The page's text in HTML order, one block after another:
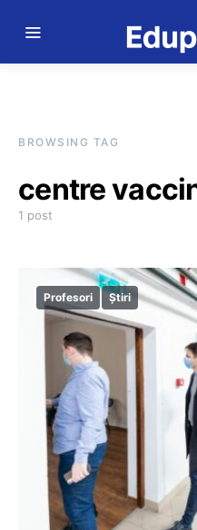
BROWSING TAG
centre
1 post
Profesori Știri